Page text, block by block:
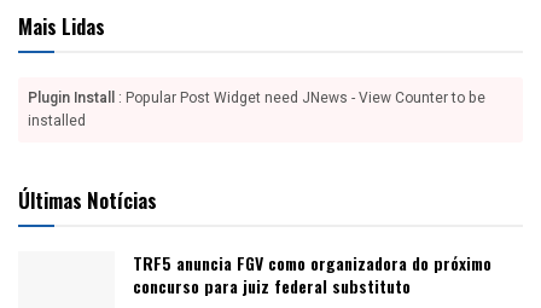
Mais Lidas
Plugin Install : Popular Post Widget need JNews - View Counter to be
installed
Últimas Notícias
TRF5 anuncia FGV como organizadora do próximo
concurso para juiz federal substituto